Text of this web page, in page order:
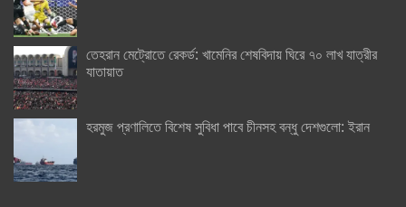
তেহরান মেট্রোতে রেকর্ড: খামেনির শেষবিদায় ঘিরে ৭০ লাখ যাত্রীর
যাতায়াত
হরমুজ প্রণালিতে বিশেষ সুবিধা পাবে চীনসহ বন্ধু দেশগুলো: ইরান